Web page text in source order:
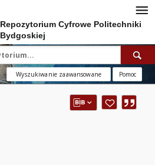
Repozytorium Cyfrowe Politechniki
Bydgoskiej
Wyszukiwanie zaawansowane Pomoc